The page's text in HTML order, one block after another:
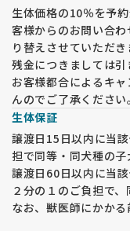
生体価格の10％を予
客様からのお問い合
り替えさせていただき
残金につきましては引
お客様都合によるキ
んのでご了承ください。
生体保証
譲渡日15日以内に当
担で同等・同犬種の子
譲渡日60日以内に当
２分の１のご負担で
なお、獣医師にかかる